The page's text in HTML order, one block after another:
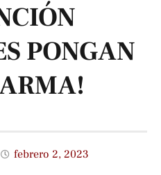
PONGAN
febrero 2, 2023